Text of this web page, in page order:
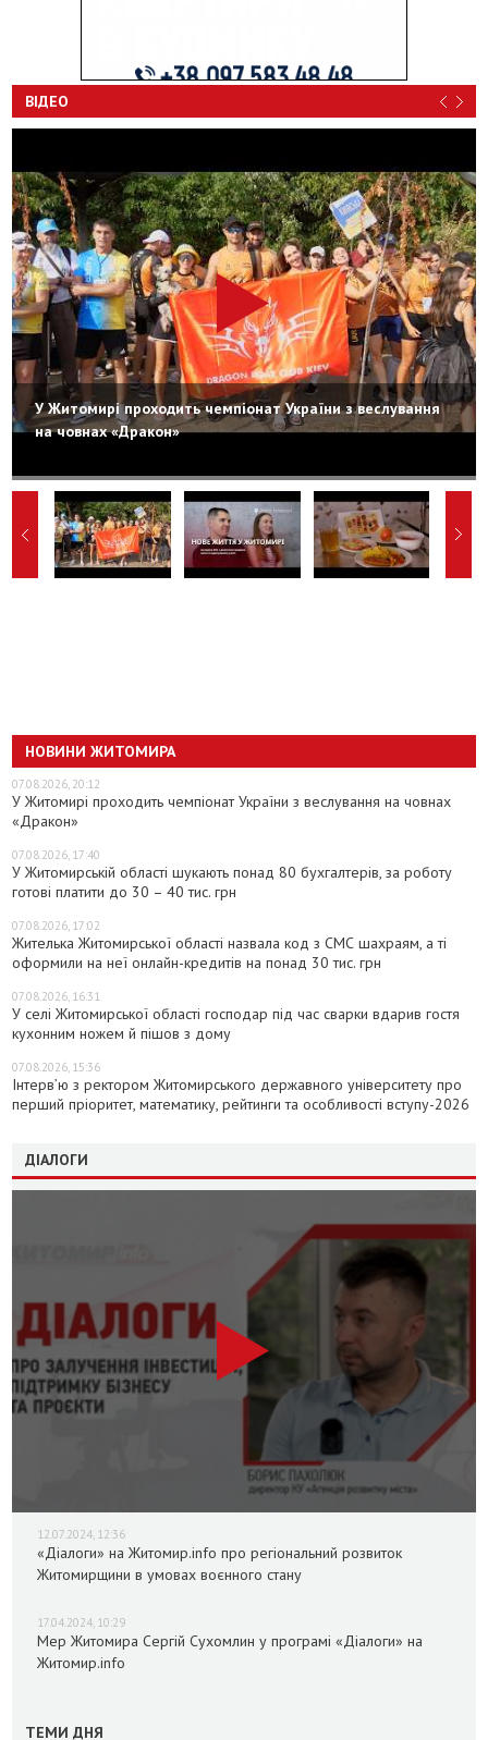
ВІДЕО
У Житомирі проходить чемпіонат України з веслування
на човнах «Дракон»
НОВИНИ ЖИТОМИРА
07.08.2026, 20:12
У Житомирі проходить чемпіонат України з веслування на човнах
«Дракон»
07.08.2026, 17:40
У Житомирській області шукають понад 80 бухгалтерів, за роботу
готові платити до 30 – 40 тис. грн
07.08.2026, 17:02
Жителька Житомирської області назвала код з СМС шахраям, а ті
оформили на неї онлайн-кредитів на понад 30 тис. грн
07.08.2026, 16:31
У селі Житомирської області господар під час сварки вдарив гостя
кухонним ножем й пішов з дому
07.08.2026, 15:36
Інтерв’ю з ректором Житомирського державного університету про
перший пріоритет, математику, рейтинги та особливості вступу-2026
ДІАЛОГИ
12.07.2024, 12:36
«Діалоги» на Житомир.info про регіональний розвиток
Житомирщини в умовах воєнного стану
17.04.2024, 10:29
Мер Житомира Сергій Сухомлин у програмі «Діалоги» на
Житомир.info
ТЕМИ ДНЯ